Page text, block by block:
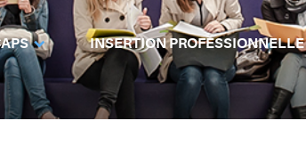
INSERTION PROFESSIONNELLE